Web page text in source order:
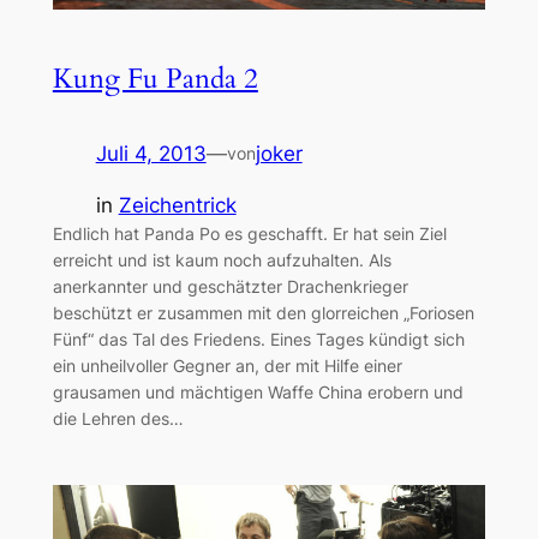
Kung Fu Panda 2
Juli 4, 2013—vonjoker
in Zeichentrick
Endlich hat Panda Po es geschafft. Er hat sein Ziel
erreicht und ist kaum noch aufzuhalten. Als
anerkannter und geschätzter Drachenkrieger
beschützt er zusammen mit den glorreichen „Foriosen
Fünf“ das Tal des Friedens. Eines Tages kündigt sich
ein unheilvoller Gegner an, der mit Hilfe einer
grausamen und mächtigen Waffe China erobern und
die Lehren des…